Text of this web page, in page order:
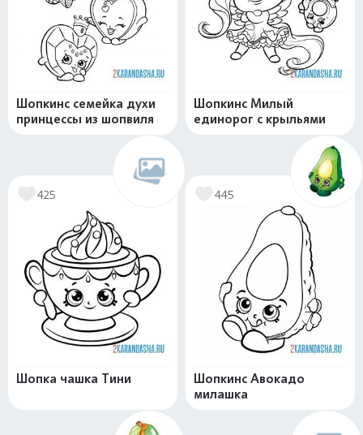
Шопкинс семейка духи
принцессы из шопвиля
Шопкинс Милый
единорог с крыльями
425
Шопка чашка Тини
445
Шопкинс Авокадо
милашка